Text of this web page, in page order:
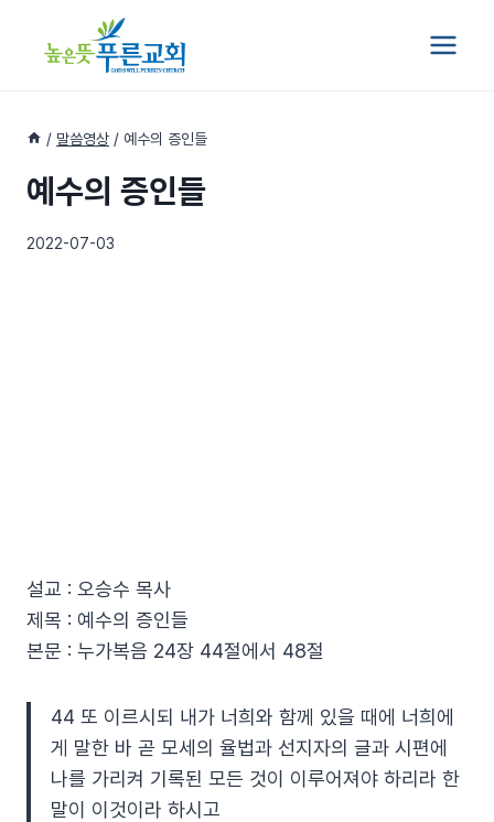
/ 말씀영상 / 예수의 증인들
예수의 증인들
2022-07-03
설교 : 오승수 목사
제목 : 예수의 증인들
본문 : 누가복음 24장 44절에서 48절
44 또 이르시되 내가 너희와 함께 있을 때에 너희에
게 말한 바 곧 모세의 율법과 선지자의 글과 시편에
나를 가리켜 기록된 모든 것이 이루어져야 하리라 한
말이 이것이라 하시고